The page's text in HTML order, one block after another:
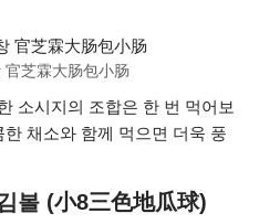
官芝霖大肠包小肠
소시지의 조합은 한 번 먹어보
채소와 함께 먹으면 더욱 풍
볼 (小8三色地瓜球)